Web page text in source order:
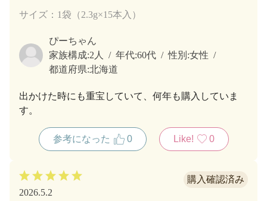
サイズ：1袋（2.3g×15本入）
ぴーちゃん
家族構成:2人 年代:60代 性別:女性
都道府県:北海道
出かけた時にも重宝していて、何年も購入していま
す。
参考になった 0 Like! 0
2026.5.2